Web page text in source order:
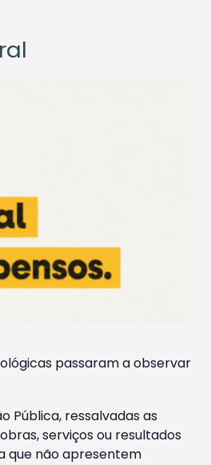
passaram a observar
Pública, ressalvadas as
serviços ou resultados
que não apresentem